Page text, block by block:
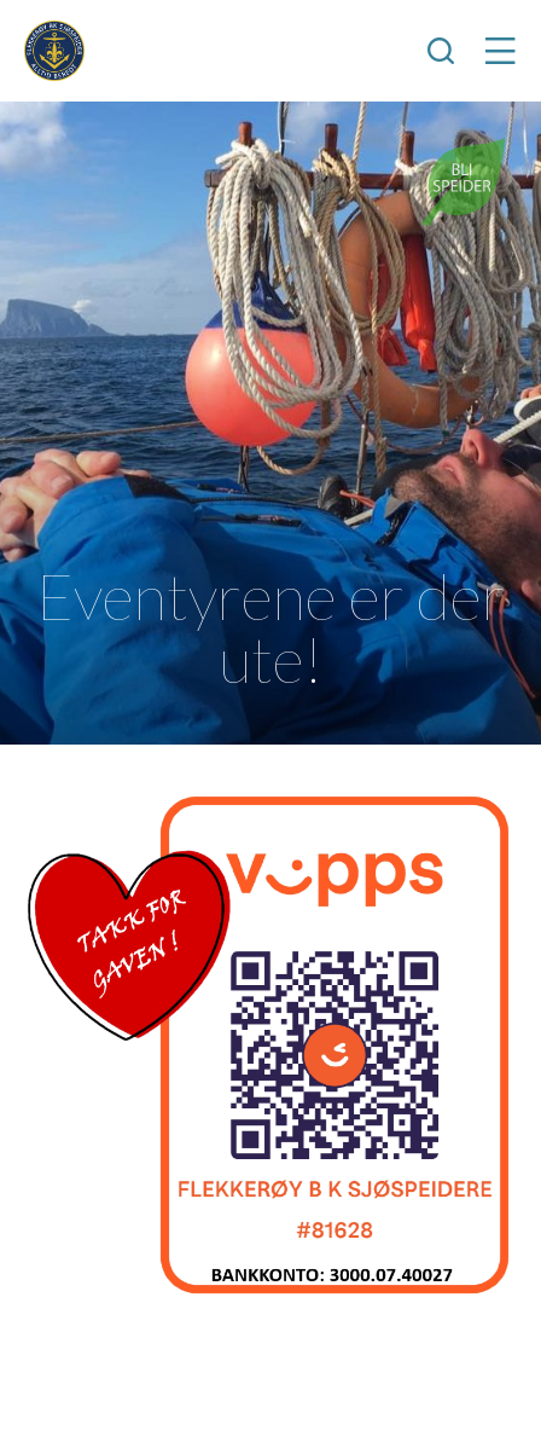
Eventyrene er der
ute!